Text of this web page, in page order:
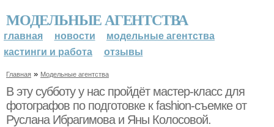
МОДЕЛЬНЫЕ АГЕНТСТВА
главная новости
модельные агентства
кастинги и работа
отзывы
Главная » Модельные агентства
В эту субботу у нас пройдёт мастер-класс для
фотографов по подготовке к fashion-съемке от
Руслана Ибрагимова и Яны Колосовой.